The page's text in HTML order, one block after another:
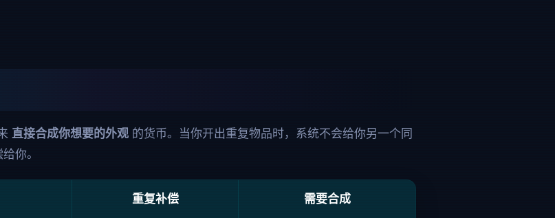
直接合成你想要的外观 的货币。当你开出重复物品时，系统不会给你另一个同
你。
重复补偿 需要合成